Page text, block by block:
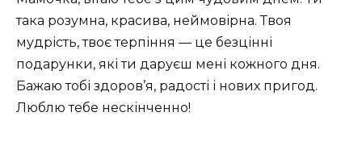
така розумна, красива, неймовірна. Твоя
мудрість, твоє терпіння — це безцінні
подарунки, які ти даруєш мені кожного дня.
Бажаю тобі здоров’я, радості і нових пригод.
Люблю тебе нескінченно!